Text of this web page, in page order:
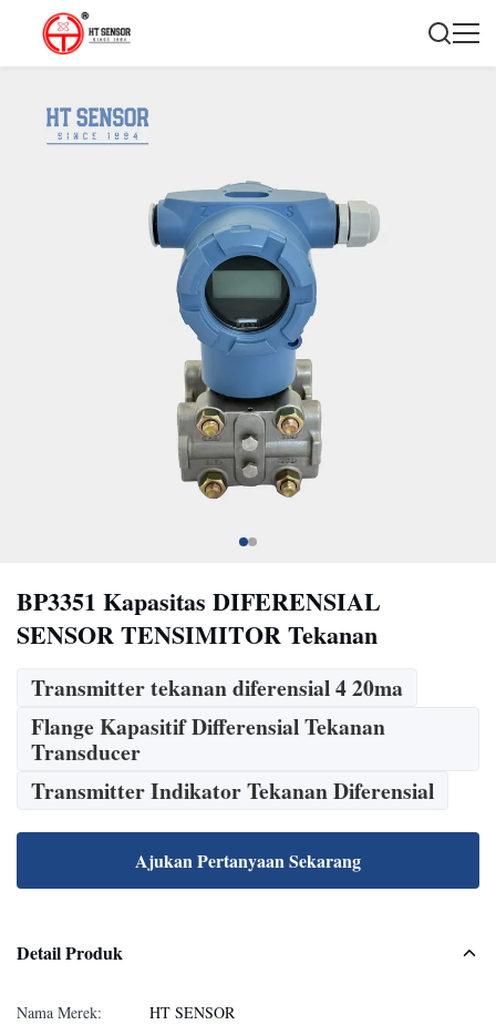
BP3351 Kapasitas DIFERENSIAL
SENSOR TENSIMITOR Tekanan
Transmitter tekanan diferensial 4 20ma
Flange Kapasitif Differensial Tekanan
Transducer
Transmitter Indikator Tekanan Diferensial
Ajukan Pertanyaan Sekarang
Detail Produk
Nama Merek:
HT SENSOR